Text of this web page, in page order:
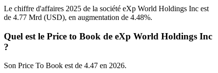
Le chiffre d'affaires 2025 de la société eXp World Holdings Inc est
de 4.77 Mrd (USD), en augmentation de 4.48%.
Quel est le Price to Book de eXp World Holdings Inc
?
Son Price To Book est de 4.47 en 2026.